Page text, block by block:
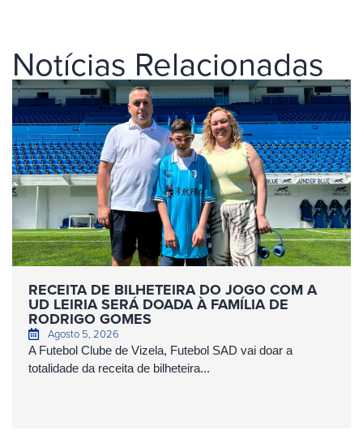
Notícias Relacionadas
RECEITA DE BILHETEIRA DO JOGO COM A
UD LEIRIA SERÁ DOADA À FAMÍLIA DE
RODRIGO GOMES
Agosto 5, 2026
A Futebol Clube de Vizela, Futebol SAD vai doar a
totalidade da receita de bilheteira...